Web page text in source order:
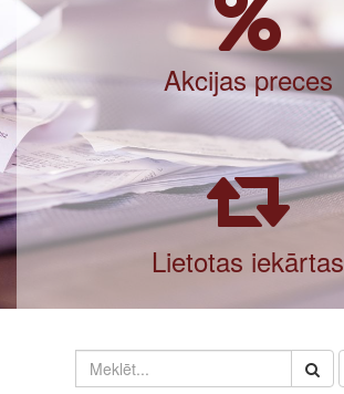
Akcijas preces
Lietotas iekārtas